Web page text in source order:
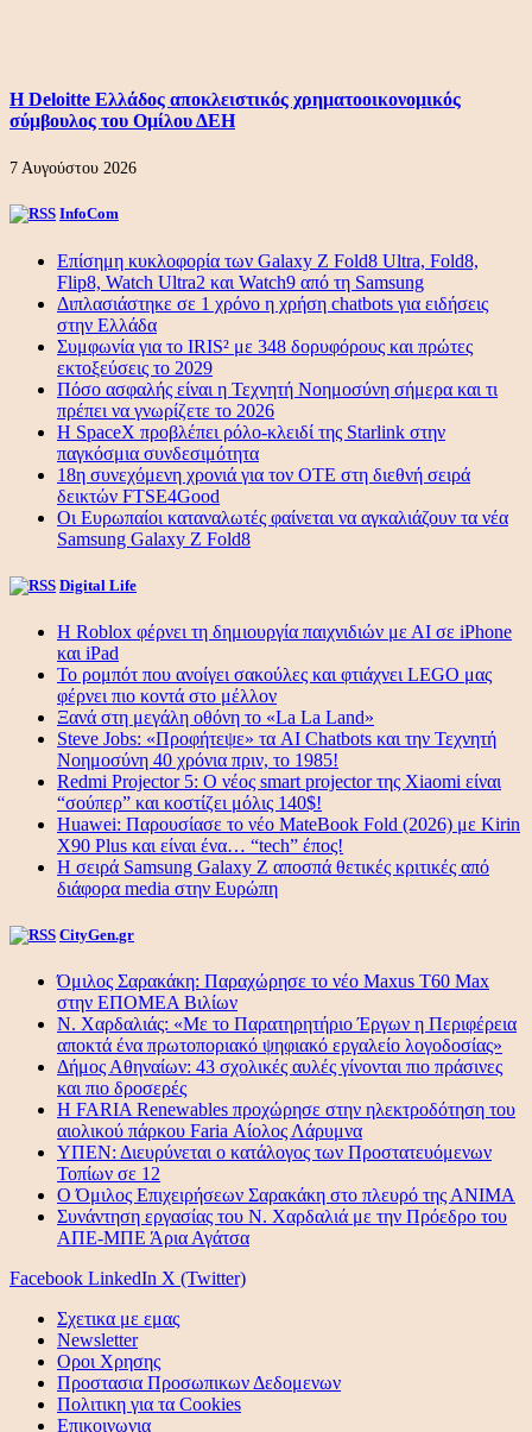
Η Deloitte Ελλάδος αποκλειστικός χρηματοοικονομικός
σύμβουλος του Ομίλου ΔΕΗ
7 Αυγούστου 2026
InfoCom
Επίσημη κυκλοφορία των Galaxy Z Fold8 Ultra, Fold8,
Flip8, Watch Ultra2 και Watch9 από τη Samsung
Διπλασιάστηκε σε 1 χρόνο η χρήση chatbots για ειδήσεις
στην Ελλάδα
Συμφωνία για το IRIS² με 348 δορυφόρους και πρώτες
εκτοξεύσεις το 2029
Πόσο ασφαλής είναι η Τεχνητή Νοημοσύνη σήμερα και τι
πρέπει να γνωρίζετε το 2026
Η SpaceX προβλέπει ρόλο-κλειδί της Starlink στην
παγκόσμια συνδεσιμότητα
18η συνεχόμενη χρονιά για τον ΟΤΕ στη διεθνή σειρά
δεικτών FTSE4Good
Οι Ευρωπαίοι καταναλωτές φαίνεται να αγκαλιάζουν τα νέα
Samsung Galaxy Z Fold8
Digital Life
Η Roblox φέρνει τη δημιουργία παιχνιδιών με ΑΙ σε iPhone
και iPad
Το ρομπότ που ανοίγει σακούλες και φτιάχνει LEGO μας
φέρνει πιο κοντά στο μέλλον
Ξανά στη μεγάλη οθόνη το «La La Land»
Steve Jobs: «Προφήτεψε» τα AI Chatbots και την Τεχνητή
Νοημοσύνη 40 χρόνια πριν, το 1985!
Redmi Projector 5: Ο νέος smart projector της Xiaomi είναι
“σούπερ” και κοστίζει μόλις 140$!
Huawei: Παρουσίασε το νέο MateBook Fold (2026) με Kirin
X90 Plus και είναι ένα… “tech” έπος!
Η σειρά Samsung Galaxy Z αποσπά θετικές κριτικές από
διάφορα media στην Ευρώπη
CityGen.gr
Όμιλος Σαρακάκη: Παραχώρησε το νέο Maxus T60 Max
στην ΕΠΟΜΕΑ Βιλίων
Ν. Χαρδαλιάς: «Με το Παρατηρητήριο Έργων η Περιφέρεια
αποκτά ένα πρωτοποριακό ψηφιακό εργαλείο λογοδοσίας»
Δήμος Αθηναίων: 43 σχολικές αυλές γίνονται πιο πράσινες
και πιο δροσερές
Η FARIA Renewables προχώρησε στην ηλεκτροδότηση του
αιολικού πάρκου Faria Αίολος Λάρυμνα
ΥΠΕΝ: Διευρύνεται ο κατάλογος των Προστατευόμενων
Τοπίων σε 12
O Όμιλος Επιχειρήσεων Σαρακάκη στο πλευρό της ΑΝΙΜΑ
Συνάντηση εργασίας του Ν. Χαρδαλιά με την Πρόεδρο του
ΑΠΕ-ΜΠΕ Άρια Αγάτσα
Facebook LinkedIn X (Twitter)
Σχετικα με εμας
Newsletter
Οροι Χρησης
Προστασια Προσωπικων Δεδομενων
Πολιτικη για τα Cookies
Επικοινωνια